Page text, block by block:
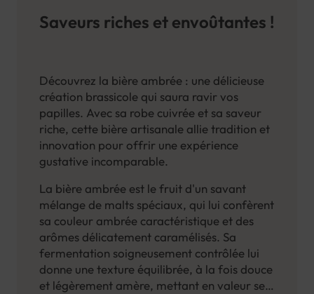
Saveurs riches et envoûtantes !
Découvrez la bière ambrée : une délicieuse
création brassicole qui saura ravir vos
papilles. Avec sa robe cuivrée et sa saveur
riche, cette bière artisanale allie tradition et
innovation pour offrir une expérience
gustative incomparable.
La bière ambrée est le fruit d'un savant
mélange de malts spéciaux, qui lui confèrent
sa couleur ambrée caractéristique et des
arômes délicatement caramélisés. Sa
fermentation soigneusement contrôlée lui
donne une texture équilibrée, à la fois douce
et légèrement amère, mettant en valeur ses